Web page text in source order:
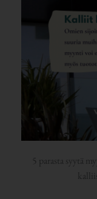
5 parasta syytä